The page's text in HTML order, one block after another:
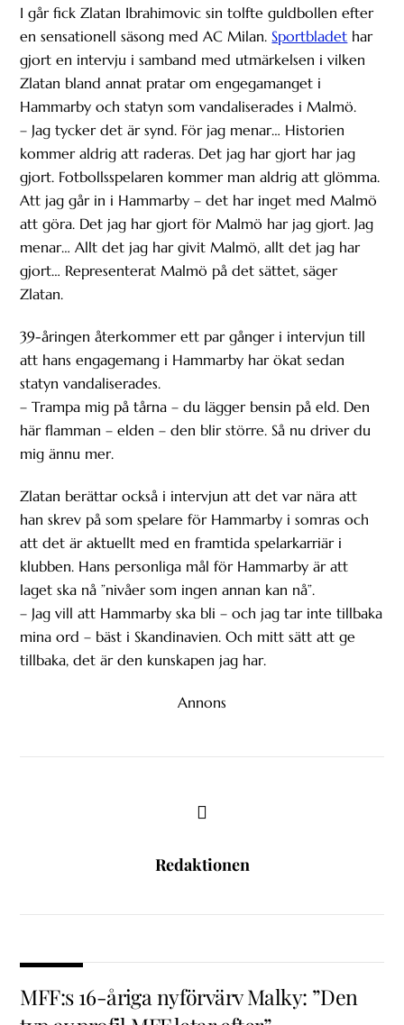
I går fick Zlatan Ibrahimovic sin tolfte guldbollen efter
en sensationell säsong med AC Milan.Sportbladet har
gjort en intervju i samband med utmärkelsen i vilken
Zlatan bland annat pratar om engegamanget i
Hammarby och statyn som vandaliserades i Malmö.
– Jag tycker det är synd. För jag menar… Historien
kommer aldrig att raderas. Det jag har gjort har jag
gjort. Fotbollsspelaren kommer man aldrig att glömma.
Att jag går in i Hammarby – det har inget med Malmö
att göra. Det jag har gjort för Malmö har jag gjort. Jag
menar… Allt det jag har givit Malmö, allt det jag har
gjort… Representerat Malmö på det sättet, säger
Zlatan.
39-åringen återkommer ett par gånger i intervjun till
att hans engagemang i Hammarby har ökat sedan
statyn vandaliserades.
– Trampa mig på tårna – du lägger bensin på eld. Den
här flamman – elden – den blir större. Så nu driver du
mig ännu mer.
Zlatan berättar också i intervjun att det var nära att
han skrev på som spelare för Hammarby i somras och
att det är aktuellt med en framtida spelarkarriär i
klubben. Hans personliga mål för Hammarby är att
laget ska nå ”nivåer som ingen annan kan nå”.
– Jag vill att Hammarby ska bli – och jag tar inte tillbaka
mina ord – bäst i Skandinavien. Och mitt sätt att ge
tillbaka, det är den kunskapen jag har.
Annons
Redaktionen
MFF:s 16-åriga nyförvärv Malky: ”Den